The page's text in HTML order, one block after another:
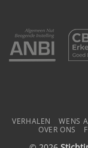
VERHALEN WENS
OVER ONS